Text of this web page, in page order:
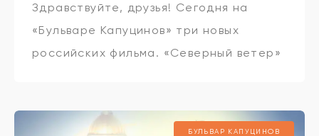
Здравствуйте, друзья! Сегодня на
«Бульваре Капуцинов» три новых
российских фильма. «Северный ветер»
понять первым делом. Вот вам
БУЛЬВАР КАПУЦИНОВ